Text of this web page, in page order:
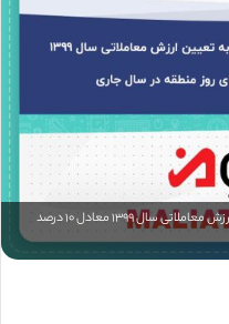
الزام ادارات کل امور مالیاتی سراسر کشور به تعیین ارزش معاملاتی سال ۱۳۹۹ معادل ۱۰ درصد